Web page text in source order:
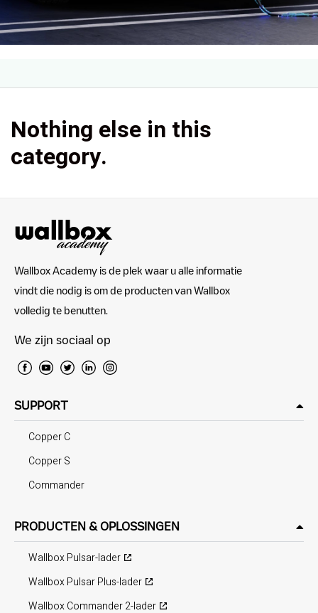
Nothing else in this
category.
Wallbox Academy is de plek waar u alle informatie
vindt die nodig is om de producten van Wallbox
volledig te benutten.
We zijn sociaal op
SUPPORT
Copper C
Copper S
Commander
PRODUCTEN & OPLOSSINGEN
Wallbox Pulsar-lader
Wallbox Pulsar Plus-lader
Wallbox Commander 2-lader